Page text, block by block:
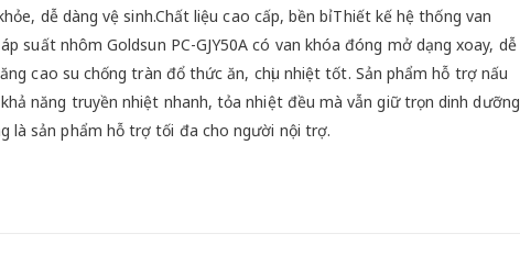
dễ dàng vệ sinh.Chất liệu cao cấp, bền bỉThiết kế hệ thống van
suất nhôm Goldsun PC-GJY50A có van khóa đóng mở dạng xoay, dễ
cao su chống tràn đổ thức ăn, chịu nhiệt tốt. Sản phẩm hỗ trợ nấu
năng truyền nhiệt nhanh, tỏa nhiệt đều mà vẫn giữ trọn dinh dưỡng
là sản phẩm hỗ trợ tối đa cho người nội trợ.